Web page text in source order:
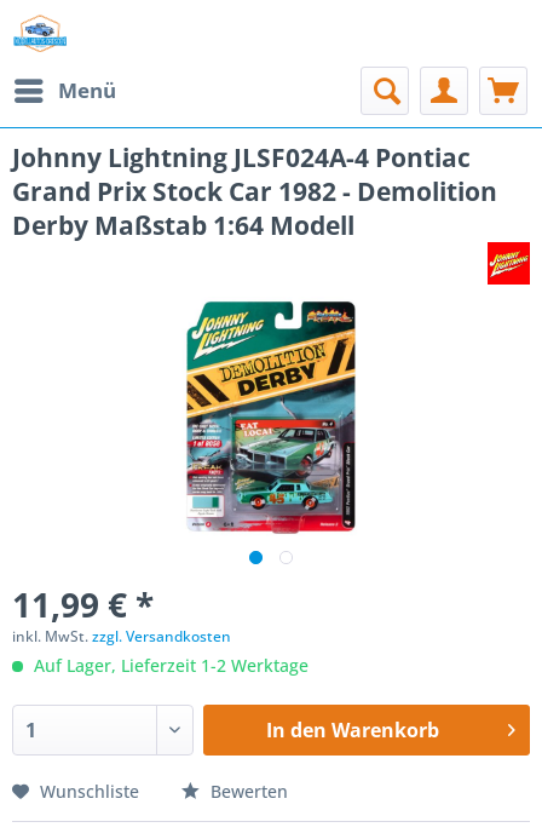
Menü
Johnny Lightning JLSF024A-4 Pontiac
Grand Prix Stock Car 1982 - Demolition
Derby Maßstab 1:64 Modell
11,99 € *
inkl. MwSt.zzgl. Versandkosten
Auf Lager, Lieferzeit 1-2 Werktage
In den Warenkorb
Wunschliste Bewerten